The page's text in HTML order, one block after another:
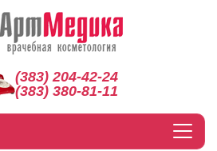
(383) 204-42-24
(383) 380-81-11